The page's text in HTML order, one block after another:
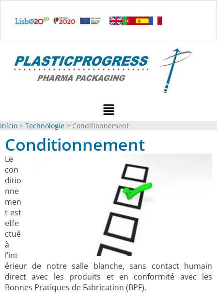
Menu
Início Technologie Conditionnement
Conditionnement
Le
con
ditio
nne
men
t est
effe
ctué
à
l’int
érieur de notre salle blanche, sans contact humain
direct avec les produits et en conformité avec les
Bonnes Pratiques de Fabrication (BPF).